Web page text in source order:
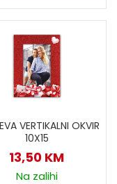
VERTIKALNI OKVIR
10X15
13,50 KM
Na zalihi